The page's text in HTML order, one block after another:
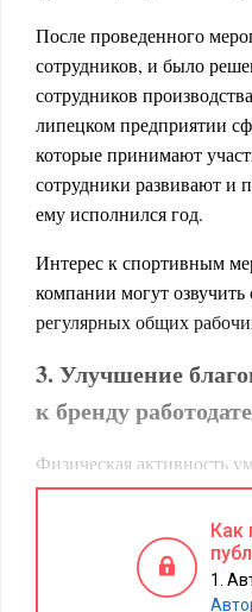
После проведенного
сотрудников, и было
сотрудников
липецком предприятии
которые принимают
сотрудники развивают и
ему исполнился год.
Интерес к спортивным
компании могут
регулярных общих
3. Улучшение
к бренду
Физическая активность
психологическое
лучше, выносливее и
сотрудники — это
удовольствием
Как